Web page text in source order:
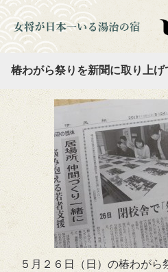
椿わがら祭りを新聞に取り上げ
５月２６日（日）の椿わがら